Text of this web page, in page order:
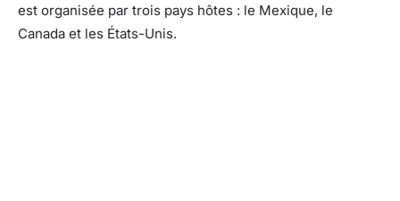
est organisée par trois pays hôtes : le Mexique, le
Canada et les États-Unis.